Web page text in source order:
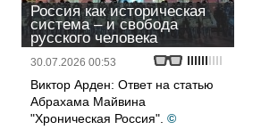
Россия как историческая
система – и свобода
русского человека
30.07.2026 00:53
Виктор Арден: Ответ на статью
Абрахама Майвина
"Хроническая Россия". ©